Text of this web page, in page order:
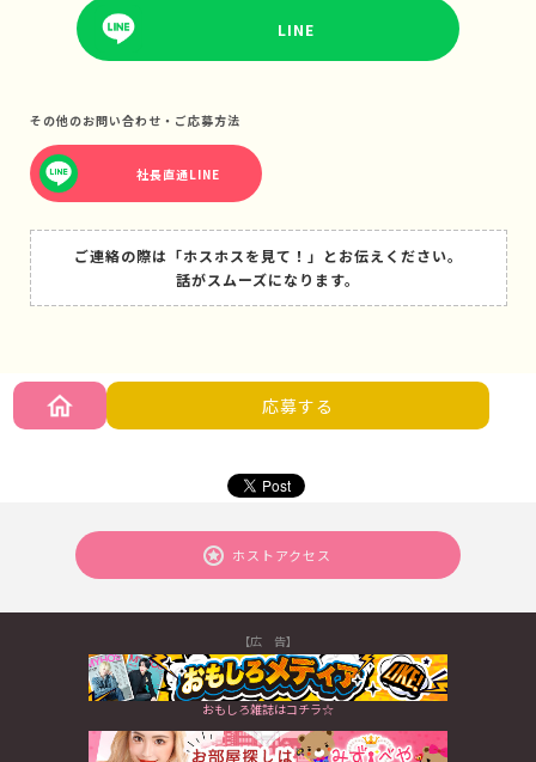
LINE
その他のお問い合わせ・ご応募方法
社長直通LINE
ご連絡の際は「ホスホスを見て！」とお伝えください。
話がスムーズになります。
応募する
ホストアクセス
【広 告】
おもしろ雑誌はコチラ☆